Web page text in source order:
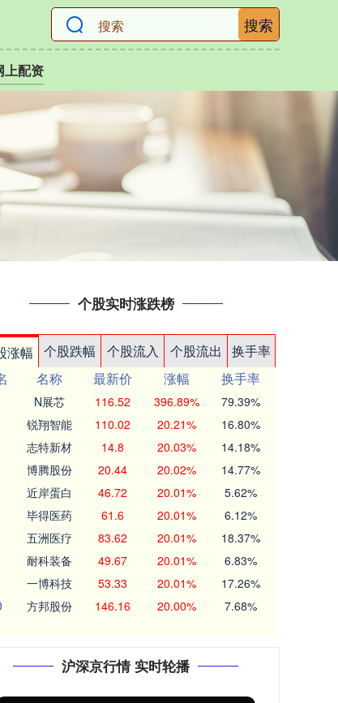
搜索
上配资
个股实时涨跌榜
涨幅 个股跌幅 个股流入 个股流出
换手率
名称 最新价 涨幅
换手率
N展芯 116.52 396.89% 79.39%
锐翔智能 110.02 20.21% 16.80%
志特新材 14.8 20.03% 14.18%
博腾股份 20.44 20.02% 14.77%
近岸蛋白 46.72 20.01% 5.62%
毕得医药 61.6 20.01% 6.12%
五洲医疗 83.62 20.01% 18.37%
耐科装备 49.67 20.01% 6.83%
一博科技 53.33 20.01% 17.26%
方邦股份 146.16 20.00% 7.68%
沪深京行情 实时轮播